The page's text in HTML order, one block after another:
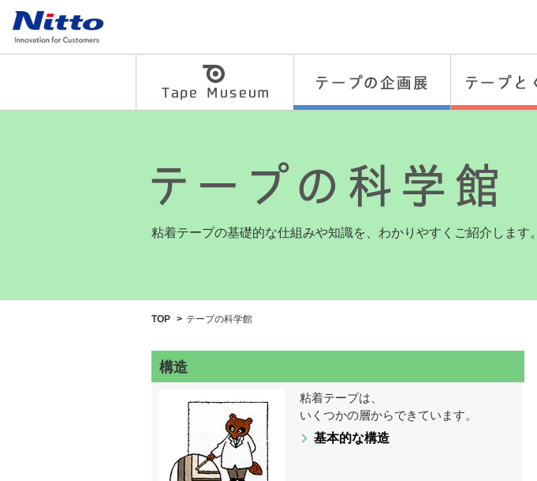
粘
テ
総
粘着テープの基礎的な仕組みや知識を、 わかりやすくご紹介します。
TOP テープの科学館
構造
粘着テープは、
いくつかの層からできています。
基本的な構造